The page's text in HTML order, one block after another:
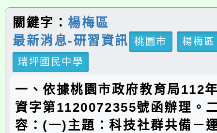
關鍵字： 楊梅區
最新消息-研習資訊
桃園市
楊梅區
瑞坪國民中學
一、依據桃園市政府教育局112
資字第1120072355號函辦理。
容：(一)主題：科技社群共備－